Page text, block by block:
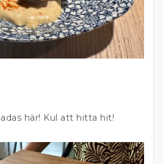
här! Kul att hitta hit!